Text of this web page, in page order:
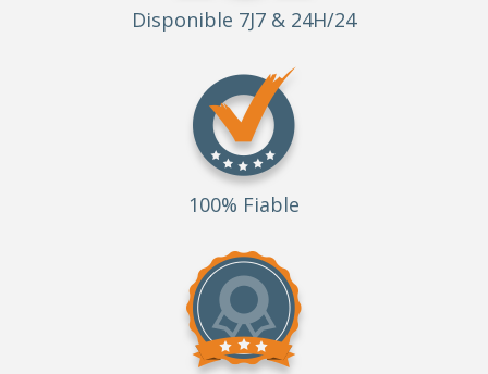
Disponible 7J7 & 24H/24
100% Fiable